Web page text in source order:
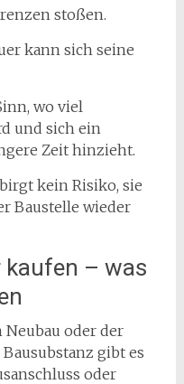
stoßen.
kann sich seine
wo viel
und sich ein
Zeit hinzieht.
kein Risiko, sie
Baustelle wieder
– was
oder der
gibt es
oder